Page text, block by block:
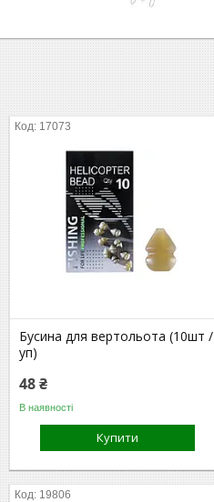
17073
Бусина для вертольота (10шт /
уп)
48 ₴
В наявності
Купити
19806